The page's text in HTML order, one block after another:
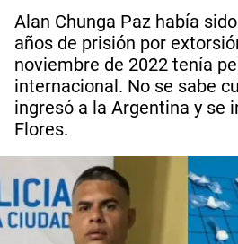
Alan Chunga Paz había
años de prisión por
noviembre de 2022 tenía
internacional. No se sabe
ingresó a la Argentina y se
Flores.